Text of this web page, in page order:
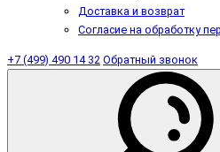
Доставка и возврат
Согласие на обработку
+7 (499) 490 14 32 Обратный звонок